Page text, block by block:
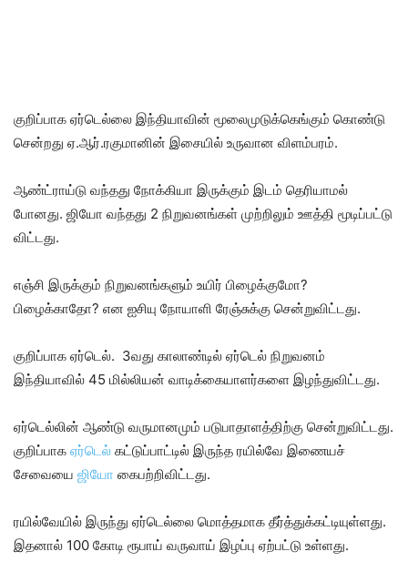
குறிப்பாக ஏர்டெல்லை இந்தியாவின் மூலைமுடுக்கெங்கும் கொண்டு
சென்றது ஏ.ஆர்.ரகுமானின் இசையில் உருவான விளம்பரம்.
ஆண்ட்ராய்டு வந்தது நோக்கியா இருக்கும் இடம் தெரியாமல்
போனது. ஜியோ வந்தது 2 நிறுவனங்கள் முற்றிலும் ஊத்தி மூடிப்பட்டு
விட்டது.
எஞ்சி இருக்கும் நிறுவனங்களும் உயிர் பிழைக்குமோ?
பிழைக்காதோ? என ஐசியு நோயாளி ரேஞ்சுக்கு சென்றுவிட்டது.
குறிப்பாக ஏர்டெல். 3வது காலாண்டில் ஏர்டெல் நிறுவனம்
இந்தியாவில் 45 மில்லியன் வாடிக்கையாளர்களை இழந்துவிட்டது.
ஏர்டெல்லின் ஆண்டு வருமானமும் படுபாதாளத்திற்கு சென்றுவிட்டது.
குறிப்பாக ஏர்டெல் கட்டுப்பாட்டில் இருந்த ரயில்வே இணையச்
சேவையை ஜியோ கைபற்றிவிட்டது.
ரயில்வேயில் இருந்து ஏர்டெல்லை மொத்தமாக தீர்த்துக்கட்டியுள்ளது.
இதனால் 100 கோடி ரூபாய் வருவாய் இழப்பு ஏற்பட்டு உள்ளது.